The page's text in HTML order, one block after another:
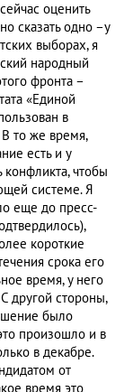
оценить
сказать одно –у
выборах, я
народный
фронта –
«Единой
в
В то же время,
есть и у
чтобы
системе. Я
еще до пресс-
короткие
срока его
время, у него
другой стороны,
было
произошло и в
в декабре.
от
время это